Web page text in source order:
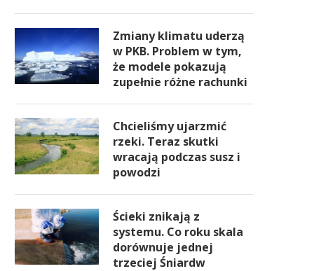
Zmiany klimatu uderzą
w PKB. Problem w tym,
że modele pokazują
zupełnie różne rachunki
Chcieliśmy ujarzmić
rzeki. Teraz skutki
wracają podczas susz i
powodzi
Ścieki znikają z
systemu. Co roku skala
dorównuje jednej
trzeciej Śniardw